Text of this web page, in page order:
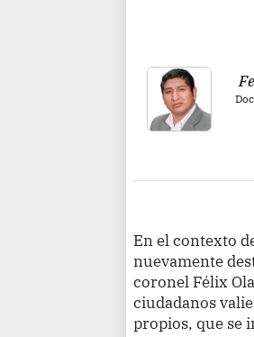
En el contexto
nuevamente
coronel Félix
ciudadanos
propios, que se